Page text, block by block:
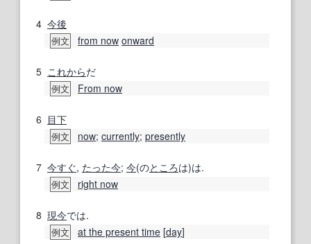
4 今後
例文 from now onward
5 これからだ
例文 From now
6 目下
例文 now; currently; presently
7 今すぐ, たった今; 今(のところは)は.
例文 right now
8 現今では.
例文 at the present time [day]